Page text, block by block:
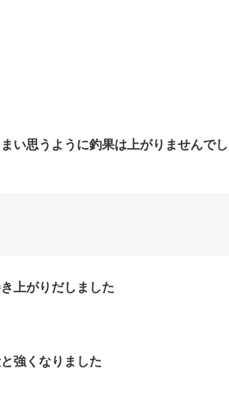
い思うように釣果は上がりませんでし
上がりだしました
強くなりました